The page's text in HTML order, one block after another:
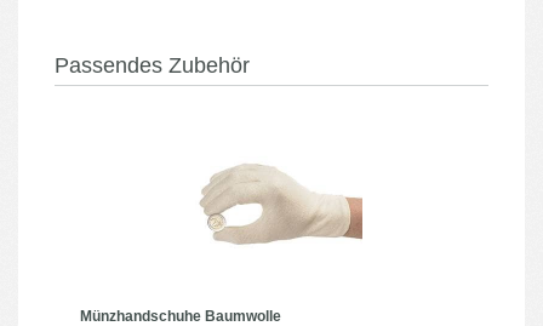
Passendes Zubehör
Münzhandschuhe Baumwolle